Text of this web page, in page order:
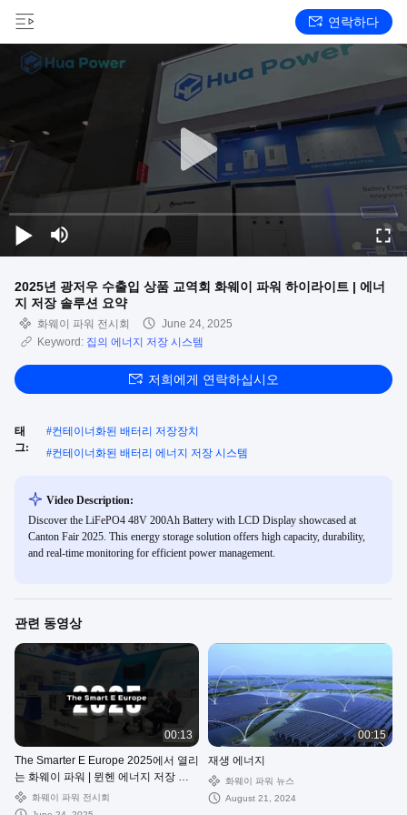
연락하다
2025년 광저우 수출입 상품 교역회 화웨이 파워 하이라이트 | 에너
지 저장 솔루션 요약
화웨이 파워 전시회
June 24, 2025
Keyword: 집의 에너지 저장 시스템
저희에게 연락하십시오
태
그:
#컨테이너화된 배터리 저장장치
#컨테이너화된 배터리 에너지 저장 시스템
Video Description:
Discover the LiFePO4 48V 200Ah Battery with LCD Display showcased at
Canton Fair 2025. This energy storage solution offers high capacity, durability,
and real-time monitoring for efficient power management.
관련 동영상
00:13
The Smarter E Europe 2025에서 열리
는 화웨이 파워 | 뮌헨 에너지 저장 엑
스포 리캡
화웨이 파워 전시회
00:15
재생 에너지
화웨이 파워 뉴스
August 21, 2024